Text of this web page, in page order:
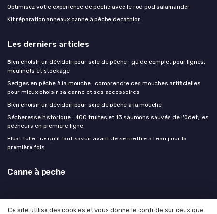
Optimisez votre expérience de pêche avec le rod pod salamander
Kit réparation anneaux canne à pêche decathlon
Les derniers articles
Bien choisir un dévidoir pour soie de pêche : guide complet pour lignes,
moulinets et stockage
Sedges en pêche à la mouche : comprendre ces mouches artificielles
pour mieux choisir sa canne et ses accessoires
Bien choisir un dévidoir pour soie de pêche à la mouche
Sécheresse historique : 400 truites et 13 saumons sauvés de l'Odet, les
pêcheurs en première ligne
Float tube : ce qu'il faut savoir avant de se mettre à l'eau pour la
première fois
Canne à peche
Ce site utilise des cookies et vous donne le contrôle sur ceux que